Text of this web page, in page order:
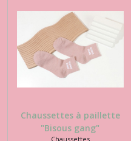
Chaussettes à paillette
"Bisous gang"
Chaussettes